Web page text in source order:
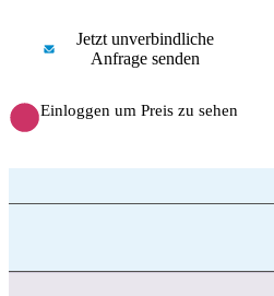
Jetzt unverbindliche
Anfrage senden
Einloggen um Preis zu sehen